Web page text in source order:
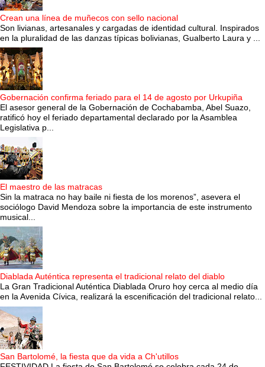
Crean una línea de muñecos con sello nacional
Son livianas, artesanales y cargadas de identidad cultural. Inspirados
en la pluralidad de las danzas típicas bolivianas, Gualberto Laura y ...
Gobernación confirma feriado para el 14 de agosto por Urkupiña
El asesor general de la Gobernación de Cochabamba, Abel Suazo,
ratificó hoy el feriado departamental declarado por la Asamblea
Legislativa p...
El maestro de las matracas
Sin la matraca no hay baile ni fiesta de los morenos”, asevera el
sociólogo David Mendoza sobre la importancia de este instrumento
musical...
Diablada Auténtica representa el tradicional relato del diablo
La Gran Tradicional Auténtica Diablada Oruro hoy cerca al medio día
en la Avenida Cívica, realizará la escenificación del tradicional relato...
San Bartolomé, la fiesta que da vida a Ch'utillos